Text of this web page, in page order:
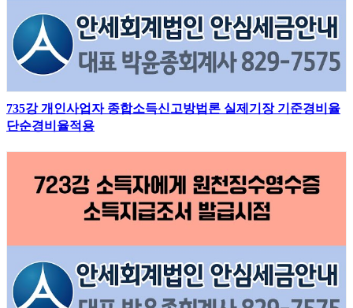
735강 개인사업자 종합소득신고방법론 실제기장 기준경비율
단순경비율적용